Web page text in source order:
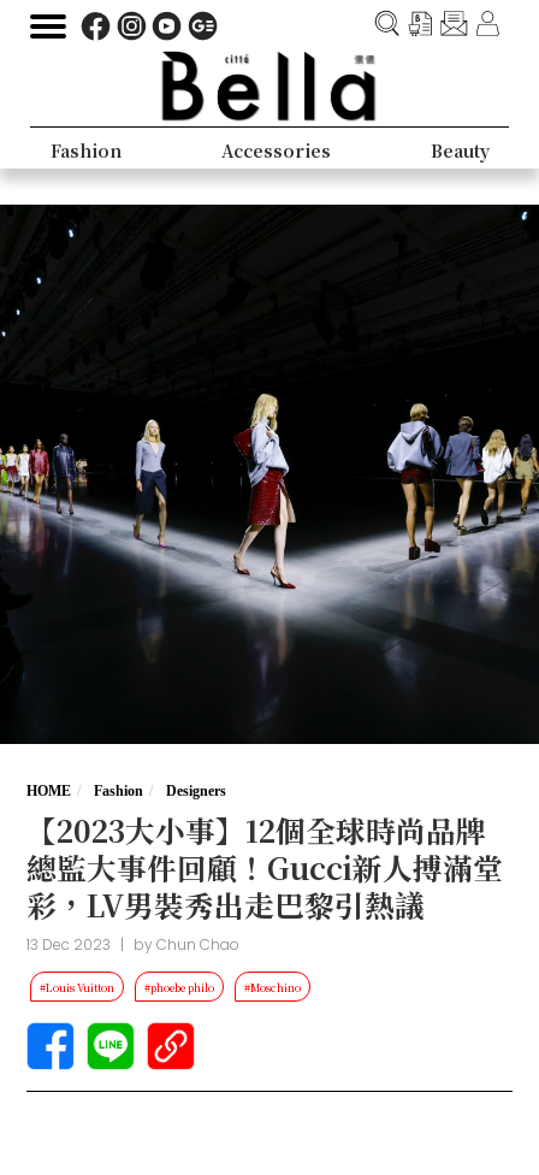
Fashion Accessories Beauty
HOME Fashion Designers
【2023大小事】12個全球時尚品牌
總監大事件回顧！Gucci新人搏滿堂
彩，LV男裝秀出走巴黎引熱議
13 Dec 2023 | byChun Chao
#Louis Vuitton #phoebe philo #Moschino